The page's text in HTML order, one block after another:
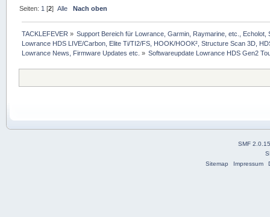
Seiten: 1 [2]Alle Nach oben
TACKLEFEVER » Support Bereich für Lowrance, Garmin, Raymarine, etc.,
Lowrance HDS LIVE/Carbon, Elite Ti/TI2/FS, HOOK/HOOK², Structure Scan 3D,
Lowrance News, Firmware Updates etc. » Softwareupdate Lowrance HDS Gen2
SMF 2.0.15
Sitemap
Impressum